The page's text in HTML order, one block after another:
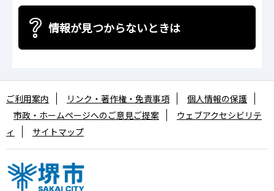
情報が見つからないときは
ご利用案内 リンク・著作権・免責事項
個人情報の保護
市政・ホームページへのご意見ご提案
ウェブアクセシビリテ
ィ
サイトマップ